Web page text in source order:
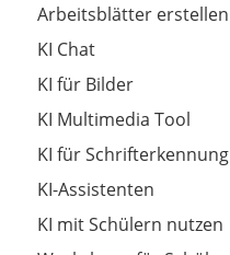
Arbeitsblätter erstellen
KI Chat
KI für Bilder
KI Multimedia Tool
KI für Schrifterkennung
KI-Assistenten
KI mit Schülern nutzen